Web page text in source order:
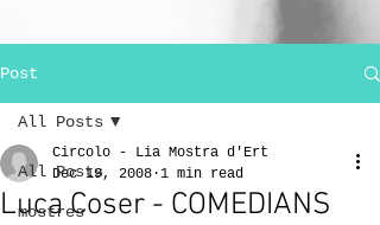
Post
All Posts
mostres
All Posts
Luca Coser - COMEDIANS
Circolo - Lia Mostra d'Ert
Dec 19, 2008 1 min read